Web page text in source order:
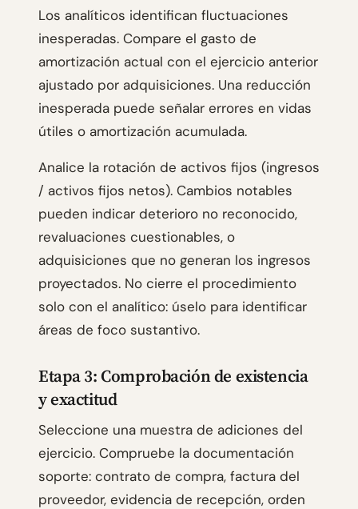
Los analíticos identifican fluctuaciones
inesperadas. Compare el gasto de
amortización actual con el ejercicio anterior
ajustado por adquisiciones. Una reducción
inesperada puede señalar errores en vidas
útiles o amortización acumulada.
Analice la rotación de activos fijos (ingresos
/ activos fijos netos). Cambios notables
pueden indicar deterioro no reconocido,
revaluaciones cuestionables, o
adquisiciones que no generan los ingresos
proyectados. No cierre el procedimiento
solo con el analítico: úselo para identificar
áreas de foco sustantivo.
Etapa 3: Comprobación de existencia
y exactitud
Seleccione una muestra de adiciones del
ejercicio. Compruebe la documentación
soporte: contrato de compra, factura del
proveedor, evidencia de recepción, orden